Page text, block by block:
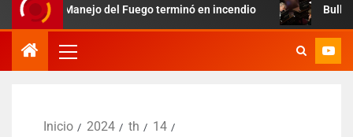
del Fuego terminó en incendio Bullrich sumó
Inicio 2024 th
14